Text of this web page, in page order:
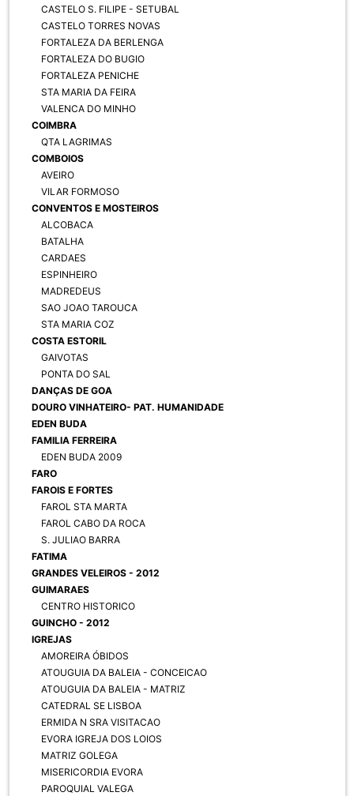
CASTELO S. FILIPE - SETUBAL
CASTELO TORRES NOVAS
FORTALEZA DA BERLENGA
FORTALEZA DO BUGIO
FORTALEZA PENICHE
STA MARIA DA FEIRA
VALENCA DO MINHO
COIMBRA
QTA LAGRIMAS
COMBOIOS
AVEIRO
VILAR FORMOSO
CONVENTOS E MOSTEIROS
ALCOBACA
BATALHA
CARDAES
ESPINHEIRO
MADREDEUS
SAO JOAO TAROUCA
STA MARIA COZ
COSTA ESTORIL
GAIVOTAS
PONTA DO SAL
DANÇAS DE GOA
DOURO VINHATEIRO- PAT. HUMANIDADE
EDEN BUDA
FAMILIA FERREIRA
EDEN BUDA 2009
FARO
FAROIS E FORTES
FAROL STA MARTA
FAROL CABO DA ROCA
S. JULIAO BARRA
FATIMA
GRANDES VELEIROS - 2012
GUIMARAES
CENTRO HISTORICO
GUINCHO - 2012
IGREJAS
AMOREIRA ÓBIDOS
ATOUGUIA DA BALEIA - CONCEICAO
ATOUGUIA DA BALEIA - MATRIZ
CATEDRAL SE LISBOA
ERMIDA N SRA VISITACAO
EVORA IGREJA DOS LOIOS
MATRIZ GOLEGA
MISERICORDIA EVORA
PAROQUIAL VALEGA